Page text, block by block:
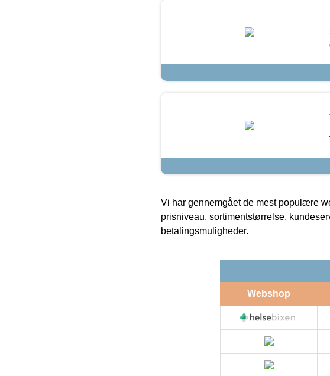
Vi har gennemgået de mest populære
prisniveau, sortimentstørrelse,
betalingsmuligheder.
Webshop